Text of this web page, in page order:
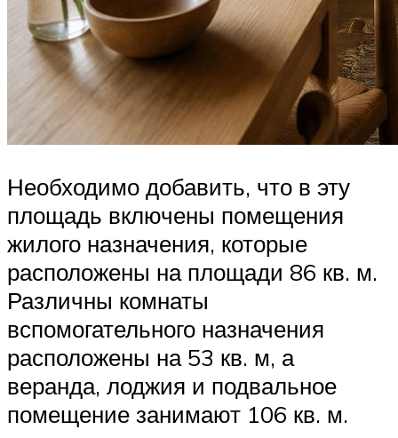
Необходимо добавить, что в эту
площадь включены помещения
жилого назначения, которые
расположены на площади 86 кв. м.
Различны комнаты
вспомогательного назначения
расположены на 53 кв. м, а
веранда, лоджия и подвальное
помещение занимают 106 кв. м.